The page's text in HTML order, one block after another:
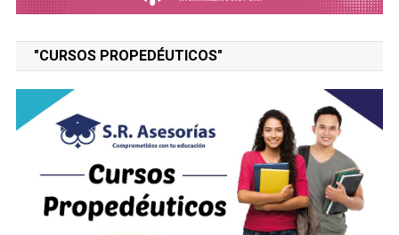
"CURSOS PROPEDÉUTICOS"